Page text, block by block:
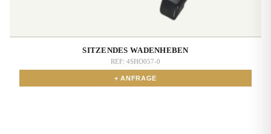
SITZENDES WADENHEBEN
REF: 4SHO057-0
+ ANFRAGE